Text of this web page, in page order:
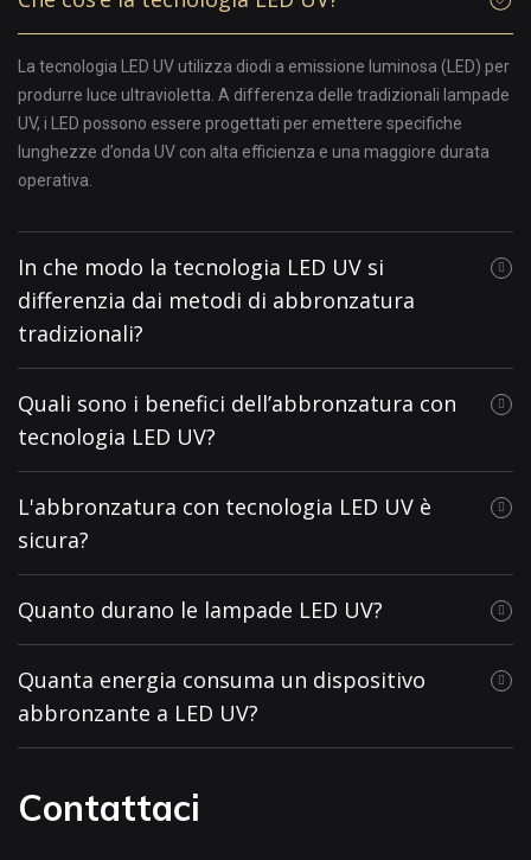
La tecnologia LED UV utilizza diodi a emissione luminosa (LED) per
produrre luce ultravioletta. A differenza delle tradizionali lampade
UV, i LED possono essere progettati per emettere specifiche
lunghezze d’onda UV con alta efficienza e una maggiore durata
operativa.
In che modo la tecnologia LED UV si
differenzia dai metodi di abbronzatura
tradizionali?
Quali sono i benefici dell’abbronzatura con
tecnologia LED UV?
L'abbronzatura con tecnologia LED UV è
sicura?
Quanto durano le lampade LED UV?
Quanta energia consuma un dispositivo
abbronzante a LED UV?
Contattaci